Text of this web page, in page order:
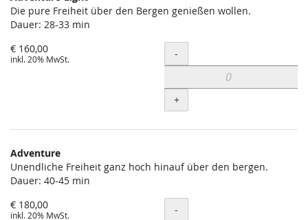
Die pure Freiheit über den Bergen genießen wollen.
Dauer: 28-33 min
€ 160,00
inkl. 20% MwSt. Menge
-
+
Adventure
Unendliche Freiheit ganz hoch hinauf über den bergen.
Dauer: 40-45 min
€ 180,00
inkl. 20% MwSt. Menge
-